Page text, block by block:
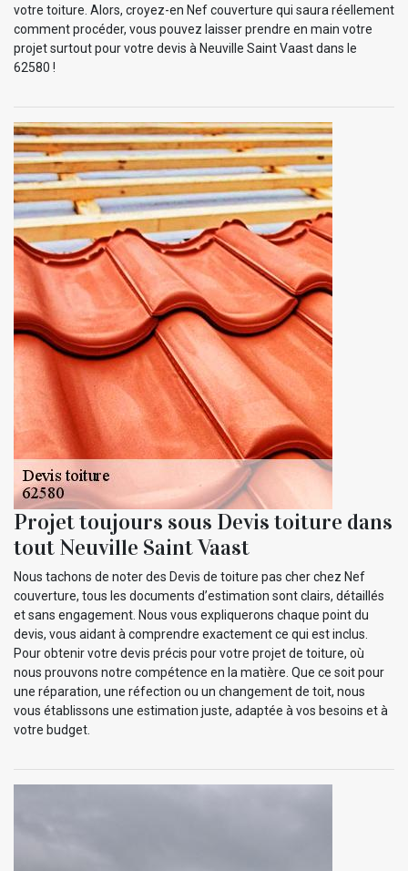
votre toiture. Alors, croyez-en Nef couverture qui saura réellement
comment procéder, vous pouvez laisser prendre en main votre
projet surtout pour votre devis à Neuville Saint Vaast dans le
62580 !
Projet toujours sous Devis toiture dans
tout Neuville Saint Vaast
Nous tachons de noter des Devis de toiture pas cher chez Nef
couverture, tous les documents d’estimation sont clairs, détaillés
et sans engagement. Nous vous expliquerons chaque point du
devis, vous aidant à comprendre exactement ce qui est inclus.
Pour obtenir votre devis précis pour votre projet de toiture, où
nous prouvons notre compétence en la matière. Que ce soit pour
une réparation, une réfection ou un changement de toit, nous
vous établissons une estimation juste, adaptée à vos besoins et à
votre budget.